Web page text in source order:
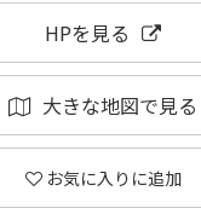
HPを見る
大きな地図で見る
お気に入りに追加